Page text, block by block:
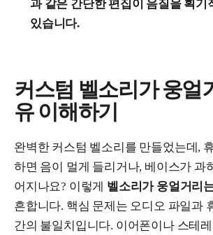
과 같은 간단한 편집이 음질을 획기
있습니다.
커스텀 벨소리가 웅얼
유 이해하기
완벽한 커스텀 벨소리를 만들었는데,
하면 음이 멀게 들리거나, 베이스가 과
어지나요? 이렇게 벨소리가 웅얼거리
흔합니다. 핵심 문제는 오디오 파일과
간의 불일치입니다. 이어폰이나 스테